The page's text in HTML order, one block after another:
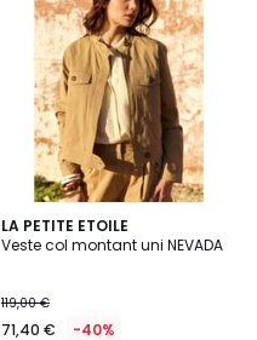
LA PETITE ETOILE
Veste col montant uni NEVADA
119,00 €
71,40 € -40%
2
Couleurs